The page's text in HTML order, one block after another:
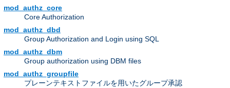
mod_authz_core
Core Authorization
mod_authz_dbd
Group Authorization and Login using SQL
mod_authz_dbm
Group authorization using DBM files
mod_authz_groupfile
プレーンテキストファイルを用いたグループ承認